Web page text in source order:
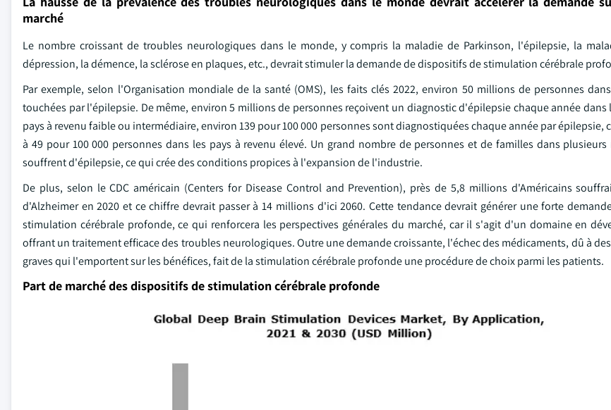
marché
Le nombre croissant de troubles neurologiques dans le monde, y compris la maladie de Parkinson, l'épilepsie, la
dépression, la démence, la sclérose en plaques, etc., devrait stimuler la demande de dispositifs de stimulation cérébrale
Par exemple, selon l'Organisation mondiale de la santé (OMS), les faits clés 2022, environ 50 millions de personnes
touchées par l'épilepsie. De même, environ 5 millions de personnes reçoivent un diagnostic d'épilepsie chaque année dans
pays à revenu faible ou intermédiaire, environ 139 pour 100 000 personnes sont diagnostiquées chaque année par épilepsie,
à 49 pour 100 000 personnes dans les pays à revenu élevé. Un grand nombre de personnes et de familles dans
souffrent d'épilepsie, ce qui crée des conditions propices à l'expansion de l'industrie.
De plus, selon le CDC américain (Centers for Disease Control and Prevention), près de 5,8 millions d'Américains
d'Alzheimer en 2020 et ce chiffre devrait passer à 14 millions d'ici 2060. Cette tendance devrait générer une forte
stimulation cérébrale profonde, ce qui renforcera les perspectives générales du marché, car il s'agit d'un domaine en
offrant un traitement efficace des troubles neurologiques. Outre une demande croissante, l'échec des médicaments, dû à
graves qui l'emportent sur les bénéfices, fait de la stimulation cérébrale profonde une procédure de choix parmi les patients.
Part de marché des dispositifs de stimulation cérébrale profonde